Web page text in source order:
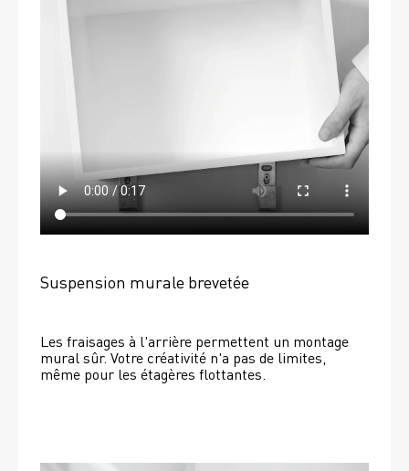
Suspension murale brevetée
Les fraisages à l'arrière permettent un montage
mural sûr. Votre créativité n'a pas de limites,
même pour les étagères flottantes.